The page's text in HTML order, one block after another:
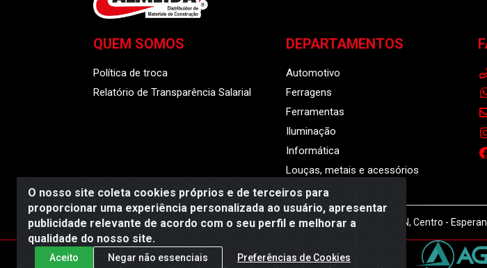
O nosso site coleta cookies próprios e de terceiros para
proporcionar uma experiência personalizada ao usuário, apresentar
publicidade relevante de acordo com o seu perfil e melhorar a
qualidade do nosso site.
Aceito Negar não essenciais Preferências de Cookies
QUEM SOMOS
Política de troca
Relatório de Transparência Salarial
DEPARTAMENTOS
Automotivo
Ferragens
Ferramentas
Iluminação
Informática
Louças, metais e acessórios
Almeida Distribuidor - Rodovia BR 104, S/N, Centro -